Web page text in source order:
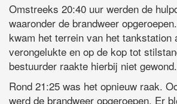
Omstreeks 20:40 uur werden de
waaronder de brandweer
kwam het terrein van het tankstation
verongelukte en op de kop tot
bestuurder raakte hierbij niet gewond.
Rond 21:25 was het opnieuw raak.
werd de brandweer opgeroepen. Er